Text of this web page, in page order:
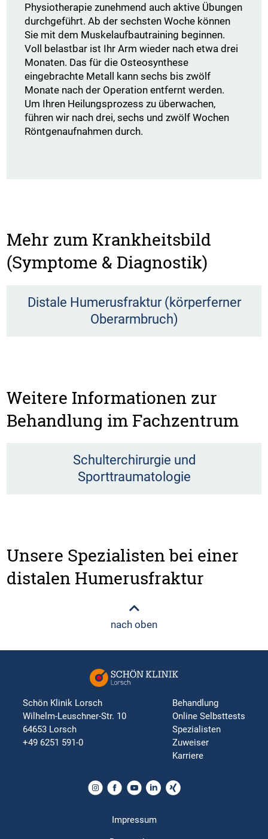
Physiotherapie zunehmend auch aktive Übungen
durchgeführt. Ab der sechsten Woche können
Sie mit dem Muskelaufbautraining beginnen.
Voll belastbar ist Ihr Arm wieder nach etwa drei
Monaten. Das für die Osteosynthese
eingebrachte Metall kann sechs bis zwölf
Monate nach der Operation entfernt werden.
Um Ihren Heilungsprozess zu überwachen,
führen wir nach drei, sechs und zwölf Wochen
Röntgenaufnahmen durch.
Mehr zum Krankheitsbild
(Symptome & Diagnostik)
Distale Humerusfraktur (körperferner
Oberarmbruch)
Weitere Informationen zur
Behandlung im Fachzentrum
Schulterchirurgie und
Sporttraumatologie
Unsere Spezialisten bei einer
distalen Humerusfraktur
nach oben
Schön Klinik Lorsch
Wilhelm-Leuschner-Str. 10
64653 Lorsch
+49 6251 591-0
Behandlung
Online Selbsttests
Spezialisten
Zuweiser
Karriere
Impressum